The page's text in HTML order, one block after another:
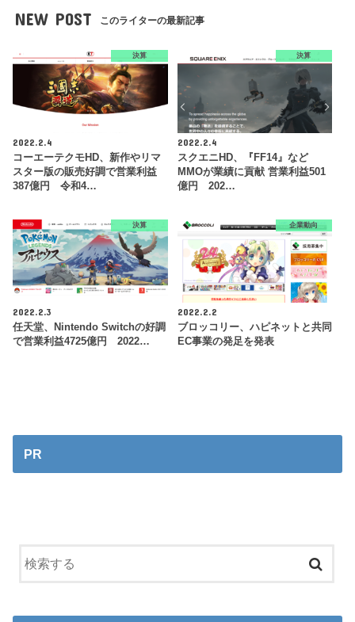
NEW POST このライターの最新記事
決算
2022.2.4
コーエーテクモHD、新作やリマ
スター版の販売好調で営業利益
387億円 令和4…
決算
2022.2.4
スクエニHD、『FF14』など
MMOが業績に貢献 営業利益501
億円 202…
決算
2022.2.3
任天堂、Nintendo Switchの好調
で営業利益4725億円 2022…
企業動向
2022.2.2
ブロッコリー、ハピネットと共同
EC事業の発足を発表
PR